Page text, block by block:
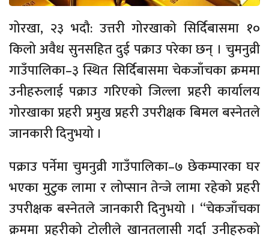
गोरखा, २३ भदौ: उत्तरी गोरखाको सिर्दिबासमा १०
किलो अवैध सुनसहित दुई पक्राउ परेका छन् । चुमनुव्री
गाउँपालिका–३ स्थित सिर्दिबासमा चेकजाँचका क्रममा
उनीहरुलाई पक्राउ गरिएको जिल्ला प्रहरी कार्यालय
गोरखाका प्रहरी प्रमुख प्रहरी उपरीक्षक बिमल बस्नेतले
जानकारी दिनुभयो ।
पक्राउ पर्नेमा चुमनुव्री गाउँपालिका–७ छेकम्पारका घर
भएका मुटुक लामा र लोप्सान तेन्जे लामा रहेको प्रहरी
उपरीक्षक बस्नेतले जानकारी दिनुभयो । “चेकजाँचका
क्रममा प्रहरीको टोलीले खानतलासी गर्दा उनीहरुको